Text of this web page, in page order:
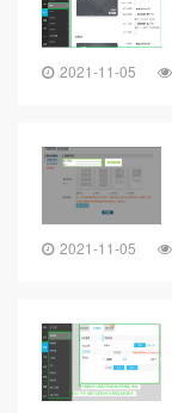
2021-11-05
2021-11-05